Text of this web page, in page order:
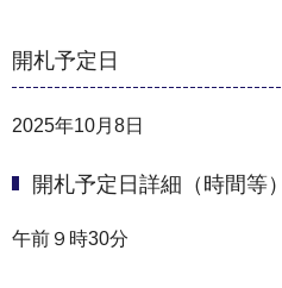
開札予定日
2025年10月8日
開札予定日詳細（時間等）
午前９時30分